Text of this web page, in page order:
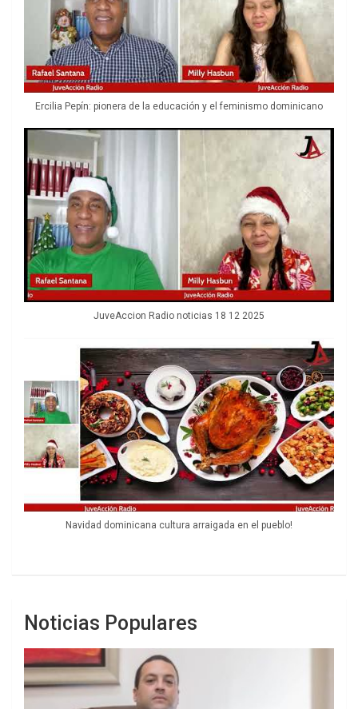
Ercilia Pepín: pionera de la educación y el feminismo dominicano
JuveAccion Radio noticias 18 12 2025
Navidad dominicana cultura arraigada en el pueblo!
Noticias Populares